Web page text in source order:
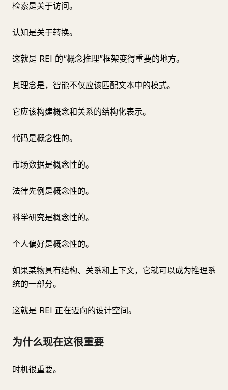
检索是关于访问。
认知是关于转换。
这就是 REI 的“概念推理”框架变得重要的地方。
其理念是，智能不仅应该匹配文本中的模式。
它应该构建概念和关系的结构化表示。
代码是概念性的。
市场数据是概念性的。
法律先例是概念性的。
科学研究是概念性的。
个人偏好是概念性的。
如果某物具有结构、关系和上下文，它就可以成为推理系
统的一部分。
这就是 REI 正在迈向的设计空间。
为什么现在这很重要
时机很重要。